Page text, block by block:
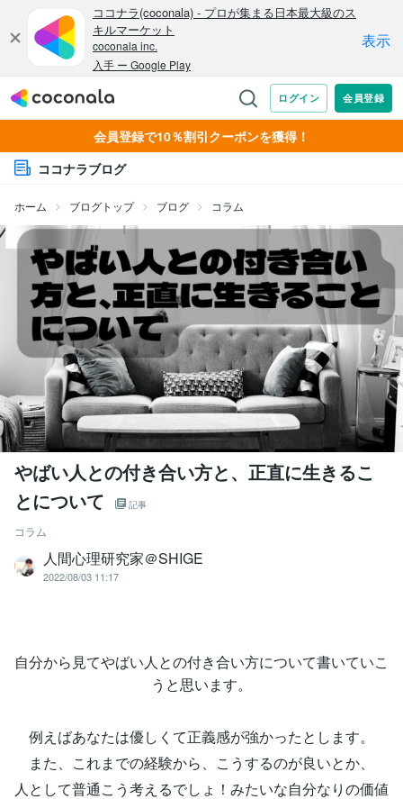
会員登録で10％割引クーポンを獲得！
ココナラブログ
ホーム ブログトップ ブログ コラム
やばい人との付き合い方と、正直に生きるこ
とについて
記事
コラム
人間心理研究家＠SHIGE
2022/08/03 11:17
自分から見てやばい人との付き合い方について書いていこ
うと思います。
例えばあなたは優しくて正義感が強かったとします。
また、これまでの経験から、こうするのが良いとか、
人として普通こう考えるでしょ！みたいな自分なりの価値